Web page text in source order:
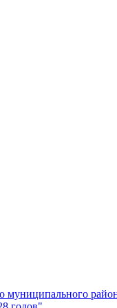
муниципального